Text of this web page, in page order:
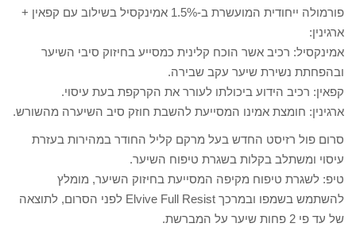
פורמולה ייחודית המועשרת ב-1.5% אמינקסיל בשילוב עם קפאין +
ארגינין:
אמינקסיל: רכיב אשר הוכח קלינית כמסייע בחיזוק סיבי השיער
ובהפחתת נשירת שיער עקב שבירה.
קפאין: רכיב הידוע ביכולתו לעורר את הקרקפת בעת עיסוי.
ארגינין: חומצת אמינו המסייעת להשבת חוזק סיב השיערה מהשורש.
סרום פול רזיסט החדש בעל מרקם קליל החודר במהירות בעזרת
עיסוי ומשתלב בקלות בשגרת טיפוח השיער.
טיפ: לשגרת טיפוח מקיפה המסייעת בחיזוק השיער, מומלץ
להשתמש בשמפו ובמרכך Elvive Full Resist לפני הסרום, לתוצאה
של עד פי 2 פחות שיער על המברשת.